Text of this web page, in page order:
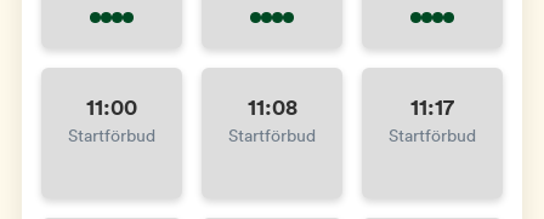
11:00
Startförbud
11:08
Startförbud
11:17
Startförbud